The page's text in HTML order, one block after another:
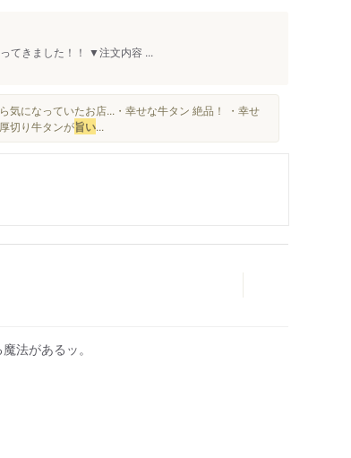
てきました！！ ▼注文内容 ...
気になっていたお店...・幸せな牛タン 絶品！ ・幸せ
切り牛タンが旨い...
法があるッ。